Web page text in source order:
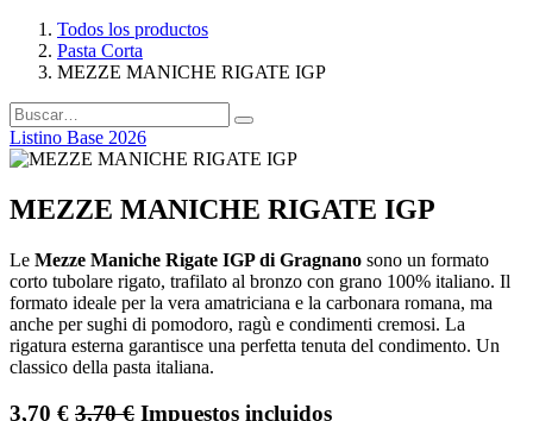
Todos los productos
Pasta Corta
MEZZE MANICHE RIGATE IGP
Listino Base 2026
MEZZE MANICHE RIGATE IGP
Le Mezze Maniche Rigate IGP di Gragnano sono un formato
corto tubolare rigato, trafilato al bronzo con grano 100% italiano. Il
formato ideale per la vera amatriciana e la carbonara romana, ma
anche per sughi di pomodoro, ragù e condimenti cremosi. La
rigatura esterna garantisce una perfetta tenuta del condimento. Un
classico della pasta italiana.
3,70 € 3,70€ Impuestos incluidos